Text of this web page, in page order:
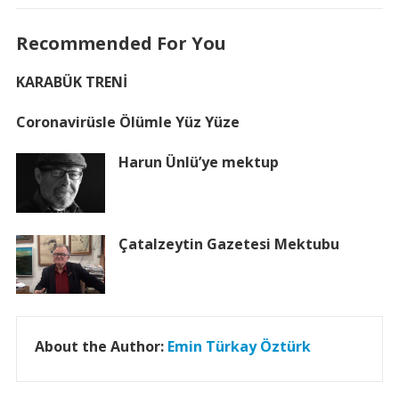
Recommended For You
KARABÜK TRENİ
Coronavirüsle Ölümle Yüz Yüze
Harun Ünlü’ye mektup
Çatalzeytin Gazetesi Mektubu
About the Author: Emin Türkay Öztürk